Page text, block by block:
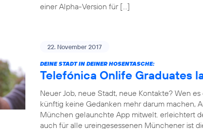
einer Alpha-Version für […]
22. November 2017
DEINE STADT IN DEINER HOSENTASCHE:
Telefónica Onlife Graduates
Neuer Job, neue Stadt, neue Kontakte? Wen
künftig keine Gedanken mehr darum machen,
München gelaunchte App mitwelt. erleichtert
auch für alle ureingesessenen Münchener ist